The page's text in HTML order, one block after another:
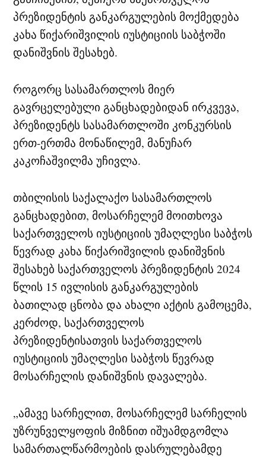
პრეზიდენტის განკარგულების მოქმედება
კახა წიქარიშვილის იუსტიციის საბჭოში
დანიშვნის შესახებ.
როგორც სასამართლოს მიერ
გავრცელებული განცხადებიდან ირკვევა,
პრეზიდენტს სასამართლოში კონკურსის
ერთ-ერთმა მონაწილემ, მანუჩარ
კაკოჩაშვილმა უჩივლა.
თბილისის საქალაქო სასამართლოს
განცხადებით, მოსარჩელემ მოითხოვა
საქართველოს იუსტიციის უმაღლესი საბჭოს
წევრად კახა წიქარიშვილის დანიშვნის
შესახებ საქართველოს პრეზიდენტის 2024
წლის 15 ივლისის განკარგულების
ბათილად ცნობა და ახალი აქტის გამოცემა,
კერძოდ, საქართველოს
პრეზიდენტისათვის საქართველოს
იუსტიციის უმაღლესი საბჭოს წევრად
მოსარჩელის დანიშვნის დავალება.
„ამავე სარჩელით, მოსარჩელემ სარჩელის
უზრუნველყოფის მიზნით იშუამდგომლა
სამართალწარმოების დასრულებამდე